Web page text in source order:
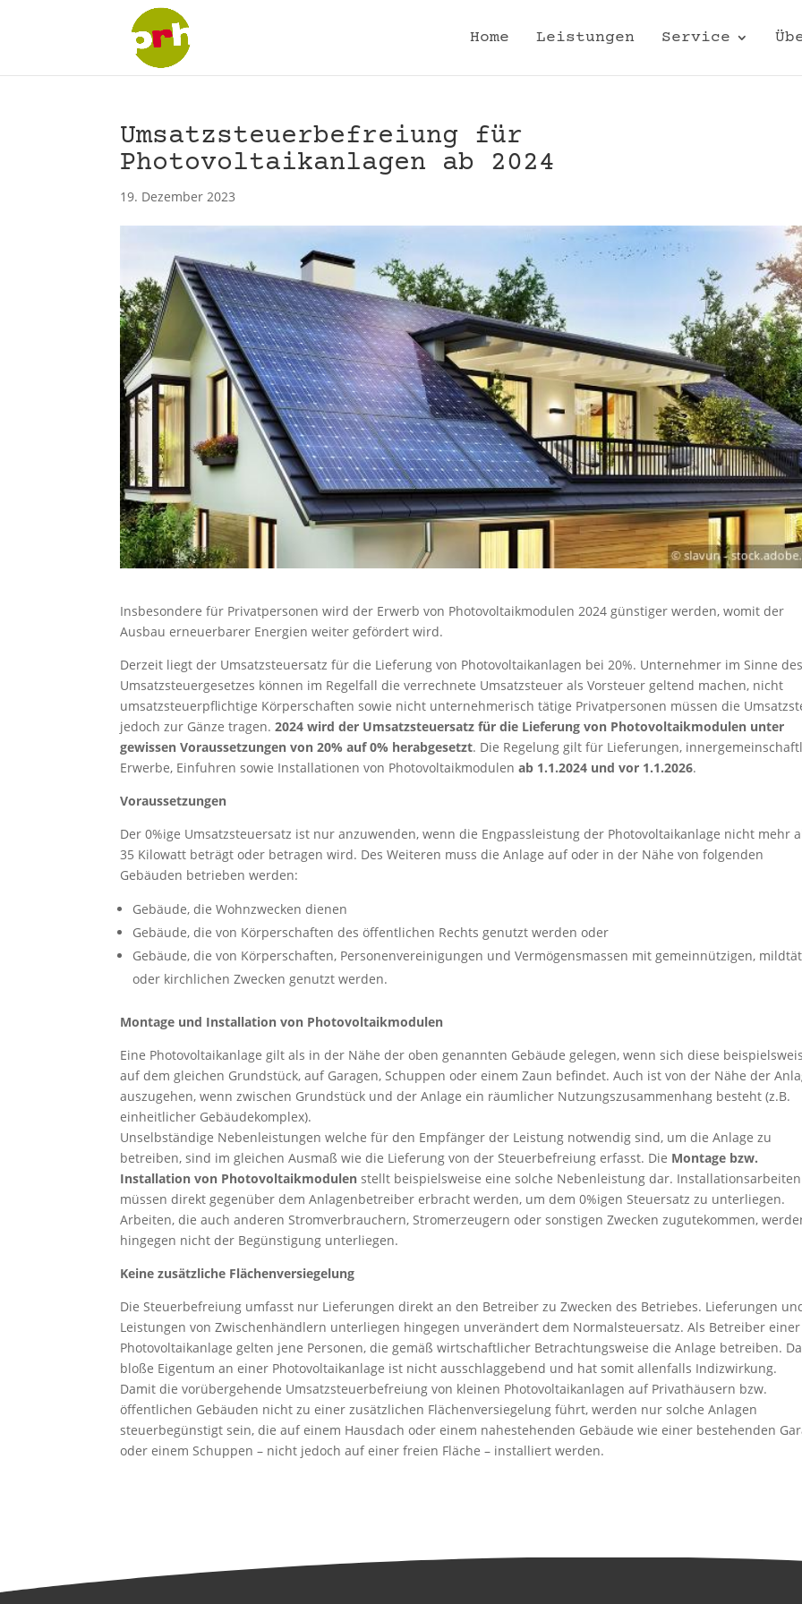
Home Leistungen Service
Umsatzsteuerbefreiung für
Photovoltaikanlagen ab 2024
19. Dezember 2023
Insbesondere für Privatpersonen wird der Erwerb von Photovoltaikmodulen 2024 günstiger werden, womit der
Ausbau erneuerbarer Energien weiter gefördert wird.
Derzeit liegt der Umsatzsteuersatz für die Lieferung von Photovoltaikanlagen bei 20%. Unternehmer im Sinne des
Umsatzsteuergesetzes können im Regelfall die verrechnete Umsatzsteuer als Vorsteuer geltend machen, nicht
umsatzsteuerpflichtige Körperschaften sowie nicht unternehmerisch tätige Privatpersonen müssen die
jedoch zur Gänze tragen.2024 wird der Umsatzsteuersatz für die Lieferung von Photovoltaikmodulen unter
gewissen Voraussetzungen von 20% auf 0% herabgesetzt. Die Regelung gilt für Lieferungen,
Erwerbe, Einfuhren sowie Installationen von Photovoltaikmodulenab 1.1.2024 und vor 1.1.2026.
Voraussetzungen
Der 0%ige Umsatzsteuersatz ist nur anzuwenden, wenn die Engpassleistung der Photovoltaikanlage nicht mehr
35 Kilowatt beträgt oder betragen wird. Des Weiteren muss die Anlage auf oder in der Nähe von folgenden
Gebäuden betrieben werden:
Gebäude, die Wohnzwecken dienen
Gebäude, die von Körperschaften des öffentlichen Rechts genutzt werden oder
Gebäude, die von Körperschaften, Personenvereinigungen und Vermögensmassen mit gemeinnützigen,
oder kirchlichen Zwecken genutzt werden.
Montage und Installation von Photovoltaikmodulen
Eine Photovoltaikanlage gilt als in der Nähe der oben genannten Gebäude gelegen, wenn sich diese
auf dem gleichen Grundstück, auf Garagen, Schuppen oder einem Zaun befindet. Auch ist von der Nähe der
auszugehen, wenn zwischen Grundstück und der Anlage ein räumlicher Nutzungszusammenhang besteht (z.B.
einheitlicher Gebäudekomplex).
Unselbständige Nebenleistungen welche für den Empfänger der Leistung notwendig sind, um die Anlage zu
betreiben, sind im gleichen Ausmaß wie die Lieferung von der Steuerbefreiung erfasst. Die Montage bzw.
Installation von Photovoltaikmodulen stellt beispielsweise eine solche Nebenleistung dar. Installationsarbeiten
müssen direkt gegenüber dem Anlagenbetreiber erbracht werden, um dem 0%igen Steuersatz zu unterliegen.
Arbeiten, die auch anderen Stromverbrauchern, Stromerzeugern oder sonstigen Zwecken zugutekommen,
hingegen nicht der Begünstigung unterliegen.
Keine zusätzliche Flächenversiegelung
Die Steuerbefreiung umfasst nur Lieferungen direkt an den Betreiber zu Zwecken des Betriebes. Lieferungen
Leistungen von Zwischenhändlern unterliegen hingegen unverändert dem Normalsteuersatz. Als Betreiber einer
Photovoltaikanlage gelten jene Personen, die gemäß wirtschaftlicher Betrachtungsweise die Anlage betreiben.
bloße Eigentum an einer Photovoltaikanlage ist nicht ausschlaggebend und hat somit allenfalls Indizwirkung.
Damit die vorübergehende Umsatzsteuerbefreiung von kleinen Photovoltaikanlagen auf Privathäusern bzw.
öffentlichen Gebäuden nicht zu einer zusätzlichen Flächenversiegelung führt, werden nur solche Anlagen
steuerbegünstigt sein, die auf einem Hausdach oder einem nahestehenden Gebäude wie einer bestehenden
oder einem Schuppen – nicht jedoch auf einer freien Fläche – installiert werden.